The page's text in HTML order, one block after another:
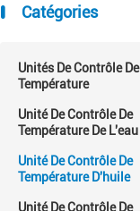
Catégories
Unités De Contrôle De
Température
Unité De Contrôle De
Température De L'eau
Unité De Contrôle De
Température D'huile
Unité De Contrôle De